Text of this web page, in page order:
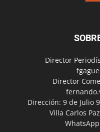
Director
Director
Dirección: 9 de Julio
Villa Carlos